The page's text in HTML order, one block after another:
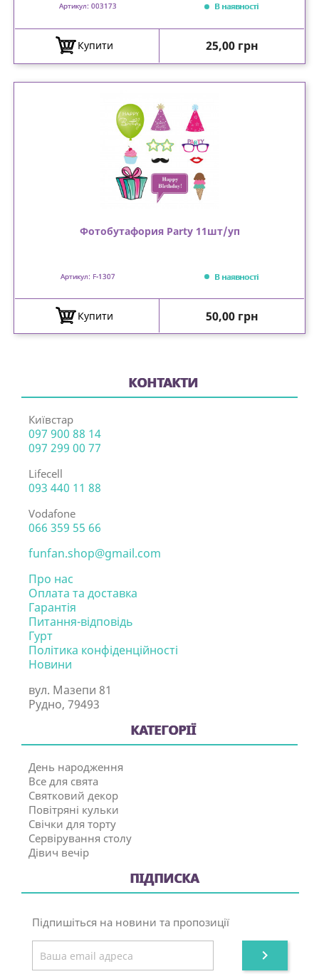
Артикул: 003173 В наявності
Купити Ціна
25,00 грн
Фотобутафория Party 11шт/уп
Артикул: F-1307 В наявності
Купити Ціна
50,00 грн
КОНТАКТИ
Київстар
097 900 88 14
097 299 00 77
Lifecell
093 440 11 88
Vodafone
066 359 55 66
funfan.shop@gmail.com
Про нас
Оплата та доставка
Гарантія
Питання-відповідь
Гурт
Політика конфіденційності
Новини
вул. Мазепи 81
Рудно, 79493
КАТЕГОРІЇ
День народження
Все для свята
Святковий декор
Повітряні кульки
Свічки для торту
Сервірування столу
Дівич вечір
ПІДПИСКА
Підпишіться на новини та пропозиції
